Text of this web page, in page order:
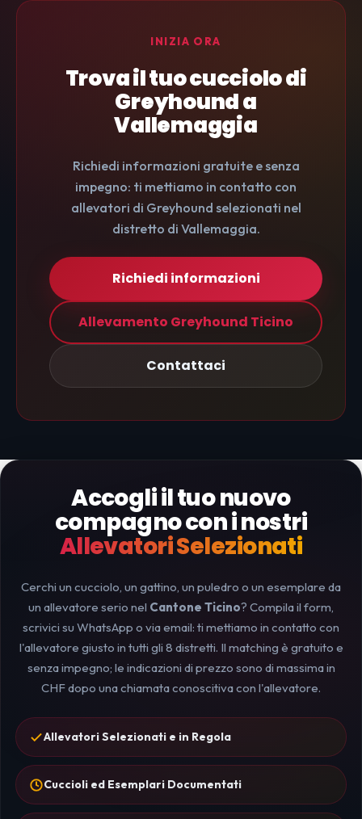
INIZIA ORA
Trova il tuo cucciolo di
Greyhound a
Vallemaggia
Richiedi informazioni gratuite e senza
impegno: ti mettiamo in contatto con
allevatori di Greyhound selezionati nel
distretto di Vallemaggia.
Richiedi informazioni
Allevamento Greyhound Ticino
Contattaci
Accogli il tuo nuovo
compagno con i nostri
Allevatori Selezionati
Cerchi un cucciolo, un gattino, un puledro o un esemplare da
un allevatore serio nel Cantone Ticino? Compila il form,
scrivici su WhatsApp o via email: ti mettiamo in contatto con
l'allevatore giusto in tutti gli 8 distretti. Il matching è gratuito e
senza impegno; le indicazioni di prezzo sono di massima in
CHF dopo una chiamata conoscitiva con l'allevatore.
Allevatori Selezionati e in Regola
Cuccioli ed Esemplari Documentati